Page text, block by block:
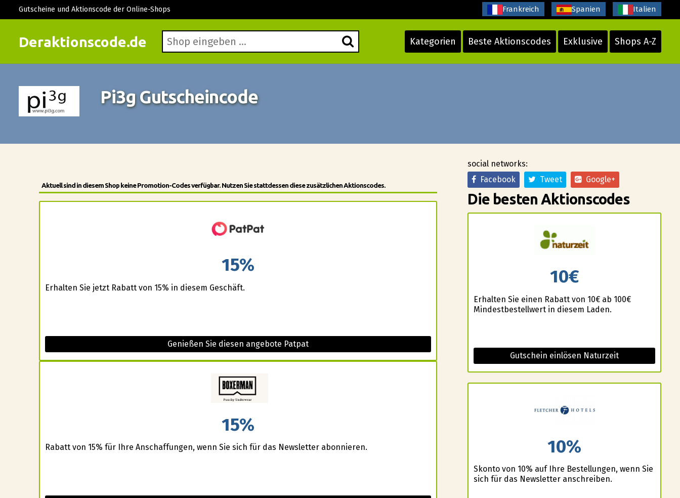
Deraktionscode.de Kategorien Beste Aktionscodes Exklusive Shops A-Z
Gutscheine und Aktionscode der Online-Shops Frankreich Spanien Italien
Pi3g Gutscheincode
Aktuell sind in diesem Shop keine Promotion-Codes verfügbar. Nutzen Sie stattdessen diese zusätzlichen Aktionscodes.
15%
Erhalten Sie jetzt Rabatt von 15% in diesem Geschäft.
Genießen Sie diesen angebote Patpat
15%
Rabatt von 15% für Ihre Anschaffungen, wenn Sie sich für das Newsletter abonnieren.
social networks:
Facebook
Tweet Google+
Die besten Aktionscodes
10€
Erhalten Sie einen Rabatt von 10€ ab 100€
Mindestbestellwert in diesem Laden.
Gutschein einlösen Naturzeit
10%
Skonto von 10% auf Ihre Bestellungen, wenn Sie
sich für das Newsletter anschreiben.